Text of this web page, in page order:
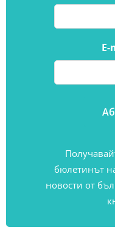
E-
бюлетинът
новости от